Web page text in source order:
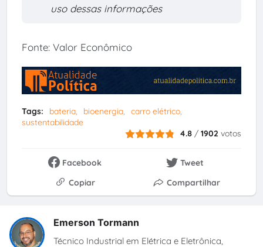
uso dessas informações
Fonte: Valor Econômico
Tags: bateria bioenergia
carro elétrico
sustentabilidade
4.8 /1902 votos
Facebook
Tweet
Copiar
Compartilhar
Emerson Tormann
Técnico Industrial em Elétrica e Eletrônica,